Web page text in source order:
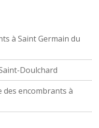
à Saint Germain du
Doulchard
des encombrants à